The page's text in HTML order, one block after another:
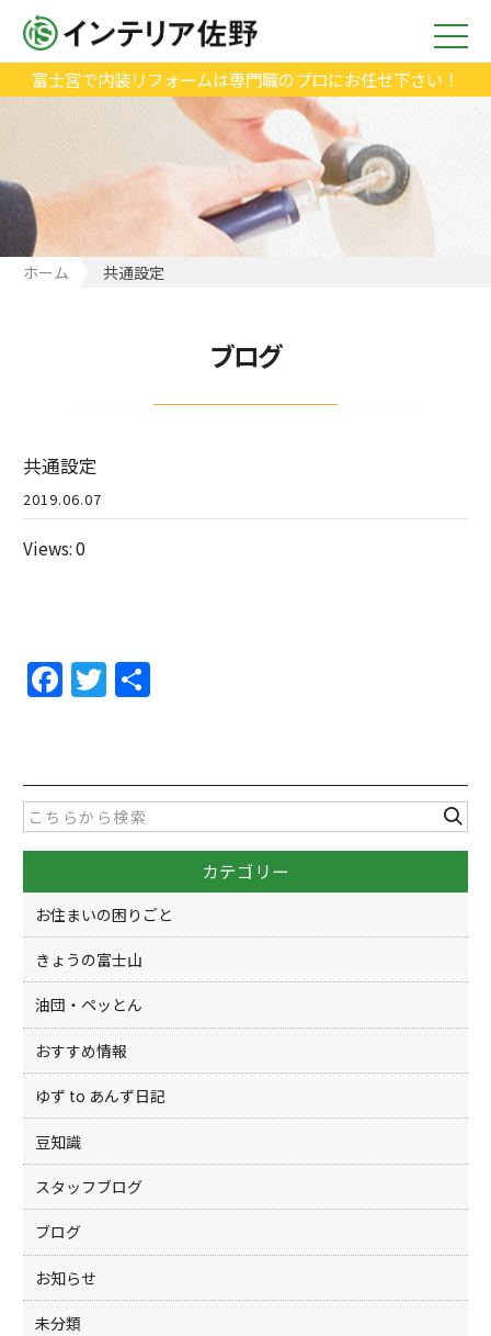
富士宮で内装リフォームは専門職のプロにお任せ下さい！
ホーム 共通設定
ブログ
共通設定
2019.06.07
Views: 0
F
a
e
b
o
o
k
T
w
er
カテゴリー
お住まいの困りごと
きょうの富士山
油団・ペッとん
おすすめ情報
ゆず to あんず日記
豆知識
スタッフブログ
ブログ
お知らせ
未分類